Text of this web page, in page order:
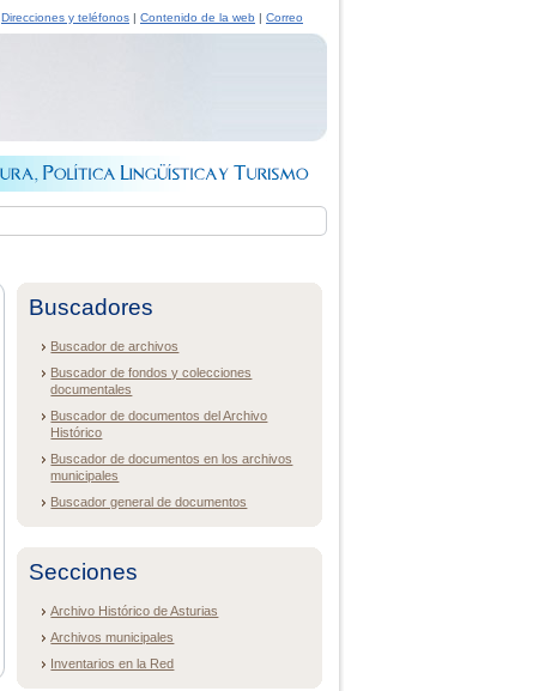
Direcciones y teléfonos | Contenido de la web | Correo
Buscadores
Buscador de archivos
Buscador de fondos y colecciones
documentales
Buscador de documentos del Archivo
Histórico
Buscador de documentos en los archivos
municipales
Buscador general de documentos
Secciones
Archivo Histórico de Asturias
Archivos municipales
Inventarios en la Red